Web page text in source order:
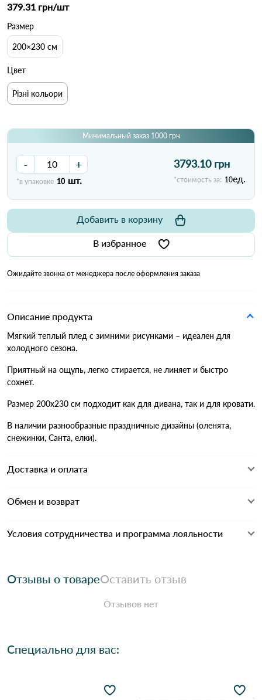
379.31 грн/шт
Размер
200×230 см
Цвет
Різні кольори
Минимальный заказ 1000 грн
- +
*в упаковке 10 шт.
3793.10 грн
*стоимость за: 10ед.
В избранное
Добавить в корзину
Ожидайте звонка от менеджера после оформления заказа
Описание продукта
Мягкий теплый плед с зимними рисунками – идеален для
холодного сезона.
Приятный на ощупь, легко стирается, не линяет и быстро
сохнет.
Размер 200х230 см подходит как для дивана, так и для кровати.
В наличии разнообразные праздничные дизайны (оленята,
снежинки, Санта, елки).
Доставка и оплата
Обмен и возврат
Условия сотрудничества и программа лояльности
Отзывы о товареОставить отзыв
Отзывов нет
Специально для вас: